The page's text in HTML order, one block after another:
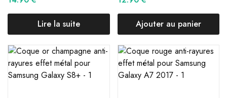
Lire la suite Ajouter au panier